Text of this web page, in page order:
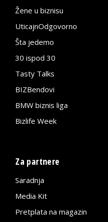
Žene u biznisu
UticajnOdgovorno
Šta jedemo
30 ispod 30
Tasty Talks
BIZBendovi
BMW biznis liga
Bizlife Week
Za partnere
Saradnja
Media Kit
Pretplata na magazin